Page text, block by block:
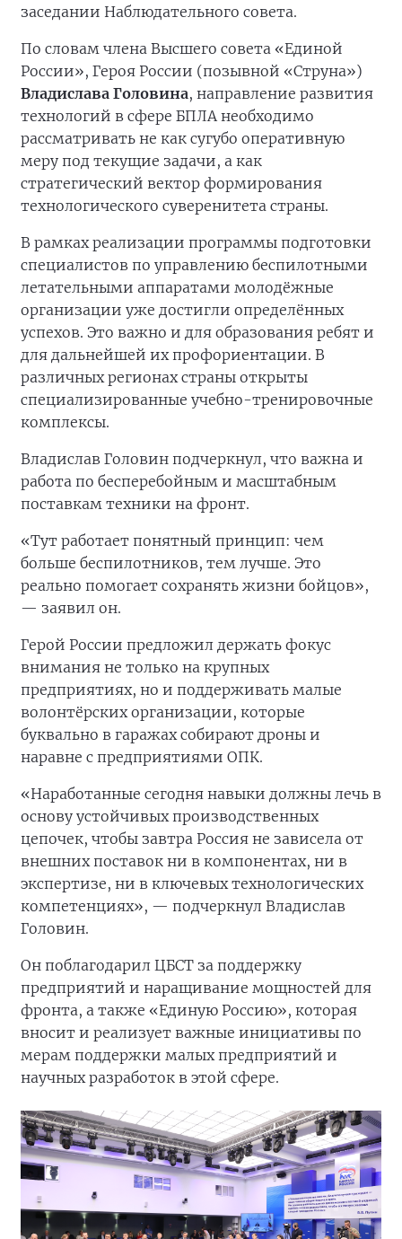
заседании Наблюдательного совета.
По словам члена Высшего совета «Единой
России», Героя России (позывной «Струна»)
Владислава Головина, направление развития
технологий в сфере БПЛА необходимо
рассматривать не как сугубо оперативную
меру под текущие задачи, а как
стратегический вектор формирования
технологического суверенитета страны.
В рамках реализации программы подготовки
специалистов по управлению беспилотными
летательными аппаратами молодёжные
организации уже достигли определённых
успехов. Это важно и для образования ребят и
для дальнейшей их профориентации. В
различных регионах страны открыты
специализированные учебно-тренировочные
комплексы.
Владислав Головин подчеркнул, что важна и
работа по бесперебойным и масштабным
поставкам техники на фронт.
«Тут работает понятный принцип: чем
больше беспилотников, тем лучше. Это
реально помогает сохранять жизни бойцов»,
— заявил он.
Герой России предложил держать фокус
внимания не только на крупных
предприятиях, но и поддерживать малые
волонтёрских организации, которые
буквально в гаражах собирают дроны и
наравне с предприятиями ОПК.
«Наработанные сегодня навыки должны лечь в
основу устойчивых производственных
цепочек, чтобы завтра Россия не зависела от
внешних поставок ни в компонентах, ни в
экспертизе, ни в ключевых технологических
компетенциях», — подчеркнул Владислав
Головин.
Он поблагодарил ЦБСТ за поддержку
предприятий и наращивание мощностей для
фронта, а также «Единую Россию», которая
вносит и реализует важные инициативы по
мерам поддержки малых предприятий и
научных разработок в этой сфере.